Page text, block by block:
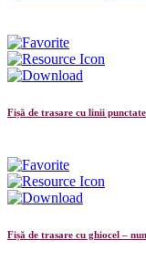
Fișă de trasare cu linii
Fișă de trasare cu ghiocel –